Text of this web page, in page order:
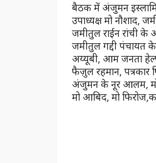
बैठक में अंजुमन
उपाध्यक्ष मो नौशाद,
जमीतुल राईन रांची के
जमीतुल गद्दी पंचायत
अय्यूबी, आम जनता
फैज़ुल रहमान, पत्रकार
अंजुमन के नूर आलम, मो
मो आबिद, मो